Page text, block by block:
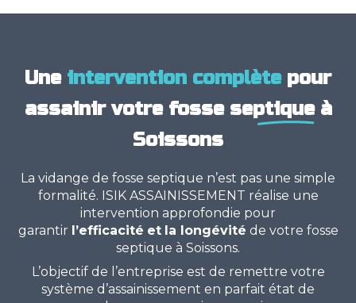
Une intervention complète pour
assainir votrefosse septiqueà
Soissons
La vidange de fosse septique n’est pas une simple
formalité. ISIK ASSAINISSEMENT réalise une
intervention approfondie pour
garantir l’efficacité et la longévité de votre fosse
septique à Soissons.
L’objectif de l’entreprise est de remettre votre
système d’assainissement en parfait état de